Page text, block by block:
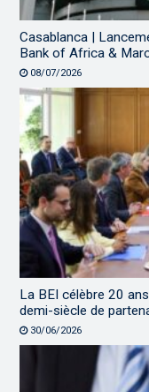
Casablanca |
Bank of Africa &
08/07/2026
La BEI célèbre 20
demi-siècle de
30/06/2026